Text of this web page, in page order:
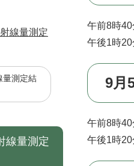
午前8時
午後1時
9月
午前8時
午後1時
線量測定
量測定結
線量測定